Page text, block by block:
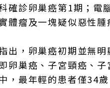
確診卵巢癌第1期；
體瘤及一塊疑似惡性腫
出，卵巢癌初期並無
卵巢癌、子宮頸癌、
，最年輕的患者僅34歲